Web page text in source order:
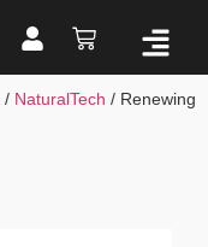
/ NaturalTech / Renewing